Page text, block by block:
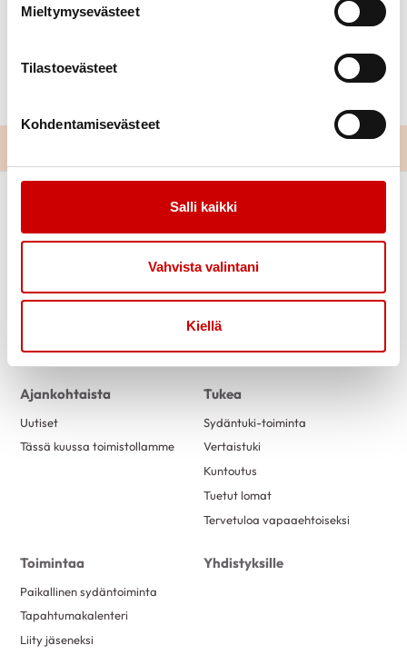
Mieltymysevästeet
Tilastoevästeet
Kohdentamisevästeet
Salli kaikki
Vahvista valintani
Kiellä
Ajankohtaista
Uutiset
Tässä kuussa toimistollamme
Tukea
Sydäntuki-toiminta
Vertaistuki
Kuntoutus
Tuetut lomat
Tervetuloa vapaaehtoiseksi
Toimintaa
Paikallinen sydäntoiminta
Tapahtumakalenteri
Liity jäseneksi
Yhdistyksille